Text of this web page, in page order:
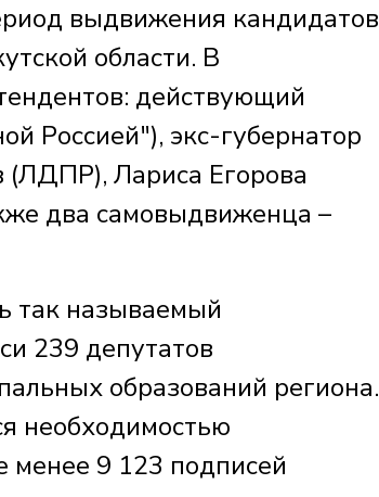
выдвижения кандидатов
области. В
действующий
Россией"), экс-губернатор
(ЛДПР), Лариса Егорова
два самовыдвиженца –
так называемый
239 депутатов
образований региона.
необходимостью
менее 9 123 подписей